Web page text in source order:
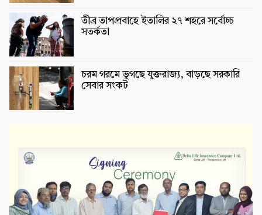
তীব্র তাপপ্রবাহে ইতালির ২৭ শহরে সর্বোচ্চ
সতর্কতা
চরম গরমে ভুগছে যুক্তরাজ্য, বাড়ছে সরকারি
সেবার সংকট